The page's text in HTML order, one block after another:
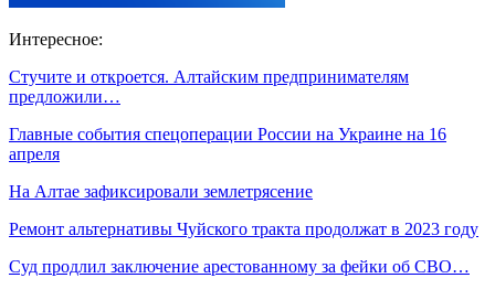
Интересное:
Стучите и откроется. Алтайским предпринимателям
предложили…
Главные события спецоперации России на Украине на 16
апреля
На Алтае зафиксировали землетрясение
Ремонт альтернативы Чуйского тракта продолжат в 2023 году
Суд продлил заключение арестованному за фейки об СВО…